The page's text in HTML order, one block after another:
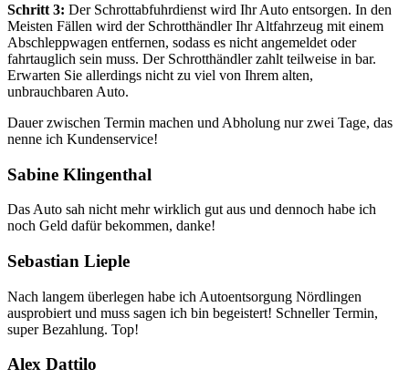
Schritt 3: Der Schrottabfuhrdienst wird Ihr Auto entsorgen. In den
Meisten Fällen wird der Schrotthändler Ihr Altfahrzeug mit einem
Abschleppwagen entfernen, sodass es nicht angemeldet oder
fahrtauglich sein muss. Der Schrotthändler zahlt teilweise in bar.
Erwarten Sie allerdings nicht zu viel von Ihrem alten,
unbrauchbaren Auto.
Dauer zwischen Termin machen und Abholung nur zwei Tage, das
nenne ich Kundenservice!
Sabine Klingenthal
Das Auto sah nicht mehr wirklich gut aus und dennoch habe ich
noch Geld dafür bekommen, danke!
Sebastian Lieple
Nach langem überlegen habe ich Autoentsorgung Nördlingen
ausprobiert und muss sagen ich bin begeistert! Schneller Termin,
super Bezahlung. Top!
Alex Dattilo